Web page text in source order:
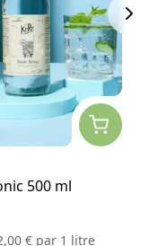
500 ml
€ par 1 litre